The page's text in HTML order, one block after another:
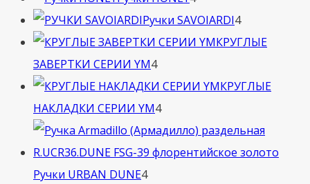
товара
Ручки SAVOIARDI44
товара
КРУГЛЫЕ
ЗАВЕРТКИ СЕРИИ YM44
товара
КРУГЛЫЕ
НАКЛАДКИ СЕРИИ YM44
товара
Ручки URBAN DUNE44